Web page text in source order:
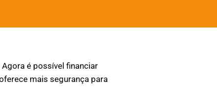
é possível financiar
mais segurança para